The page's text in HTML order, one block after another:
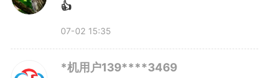
力。”未来，贺冉将步履不停，
追“光”逐“量”，在量子计算这条关
👍
07-02 15:35
*机用户139****3469